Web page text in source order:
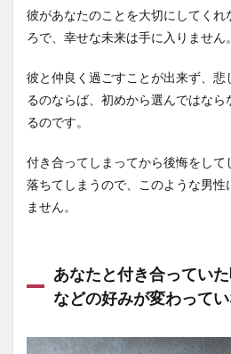
彼があなたのことを大切にしてくれ
ろで、幸せな未来は手に入りません。
彼と仲良く過ごすことが出来ず、悲
るのならば、初めから選んではな
るのです。
付き合ってしまってから後悔をして
落ちてしまうので、このような男性
ません。
あなたと付き合ってい
などの好みが変わって